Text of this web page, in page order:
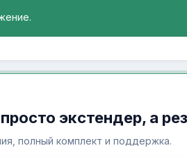
экстендер, а
полный комплект и поддержка.